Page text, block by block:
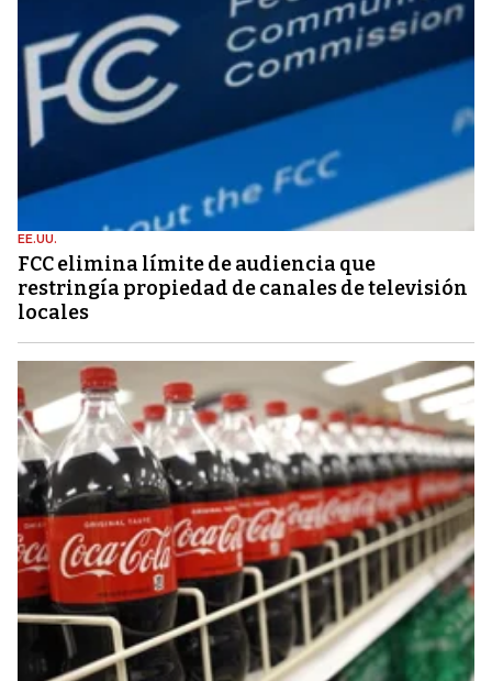
EE.UU.
FCC elimina límite de audiencia que
restringía propiedad de canales de televisión
locales